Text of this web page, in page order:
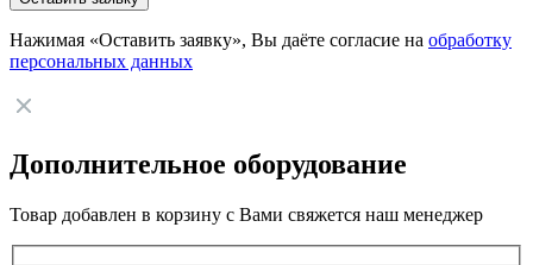
Нажимая «Оставить заявку», Вы даёте согласие на обработку
персональных данных
Дополнительное оборудование
Товар добавлен в корзину с Вами свяжется наш менеджер